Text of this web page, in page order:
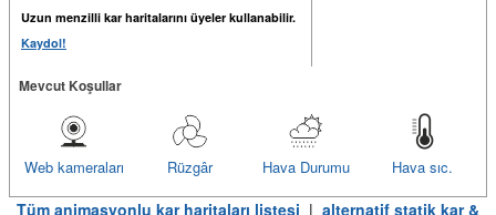
Uzun menzilli kar haritalarını üyeler kullanabilir.
Kaydol!
Mevcut Koşullar
Hava sıc.
Hava Durumu
Rüzgâr
Web kameraları
Tüm animasyonlu kar haritaları listesi | alternatif statik kar &